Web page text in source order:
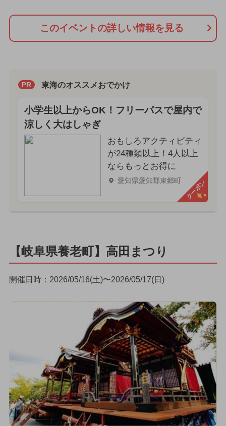
このイベントの詳しい情報を見る
PR 東海のオススメおでかけ
小学生以上からOK！フリーパスで屋内で
涼しく大はしゃぎ
おもしろアクティビティ
が24種類以上！4人以上
ならもっとお得に
愛知県愛知郡東郷町 クーポン
【岐阜県養老町】高田まつり
開催日時：2026/05/16(土)〜2026/05/17(日)